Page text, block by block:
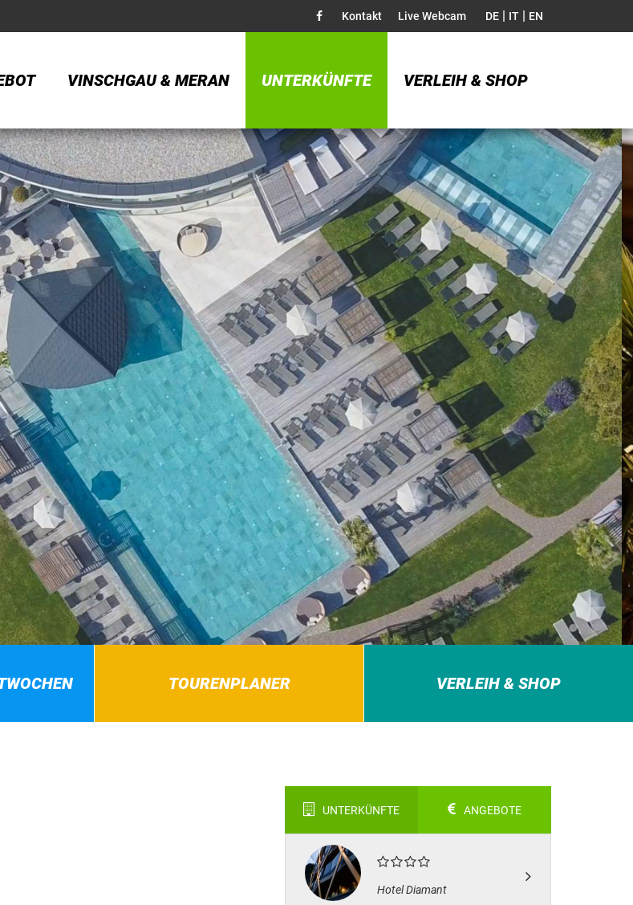
Kontakt Live Webcam DE | IT | EN
VINSCHGAU & MERAN UNTERKÜNFTE VERLEIH & SHOP
TOURENPLANER VERLEIH & SHOP
UNTERKÜNFTE ANGEBOTE
Hotel Diamant